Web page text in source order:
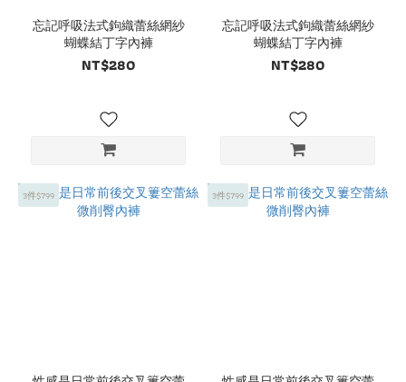
忘記呼吸法式鉤織蕾絲網紗
蝴蝶結丁字內褲
NT$280
忘記呼吸法式鉤織蕾絲網紗
蝴蝶結丁字內褲
NT$280
3件$799 3件$799